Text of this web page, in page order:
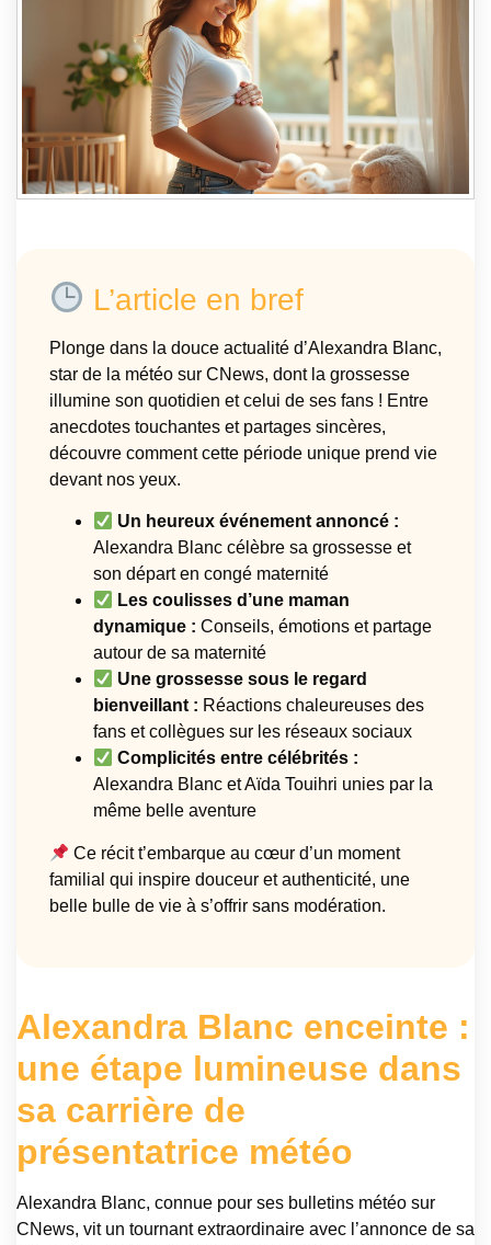
L’article en bref
Plonge dans la douce actualité d’Alexandra Blanc,
star de la météo sur CNews, dont la grossesse
illumine son quotidien et celui de ses fans ! Entre
anecdotes touchantes et partages sincères,
découvre comment cette période unique prend vie
devant nos yeux.
Un heureux événement annoncé :
Alexandra Blanc célèbre sa grossesse et
son départ en congé maternité
Les coulisses d’une maman
dynamique : Conseils, émotions et partage
autour de sa maternité
Une grossesse sous le regard
bienveillant : Réactions chaleureuses des
fans et collègues sur les réseaux sociaux
Complicités entre célébrités :
Alexandra Blanc et Aïda Touihri unies par la
même belle aventure
Ce récit t’embarque au cœur d’un moment
familial qui inspire douceur et authenticité, une
belle bulle de vie à s’offrir sans modération.
Alexandra Blanc enceinte :
une étape lumineuse dans
sa carrière de
présentatrice météo
Alexandra Blanc, connue pour ses bulletins météo sur
CNews, vit un tournant extraordinaire avec l’annonce de sa